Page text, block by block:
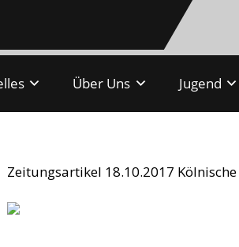
Über Uns Jugend
Zeitungsartikel 18.10.2017